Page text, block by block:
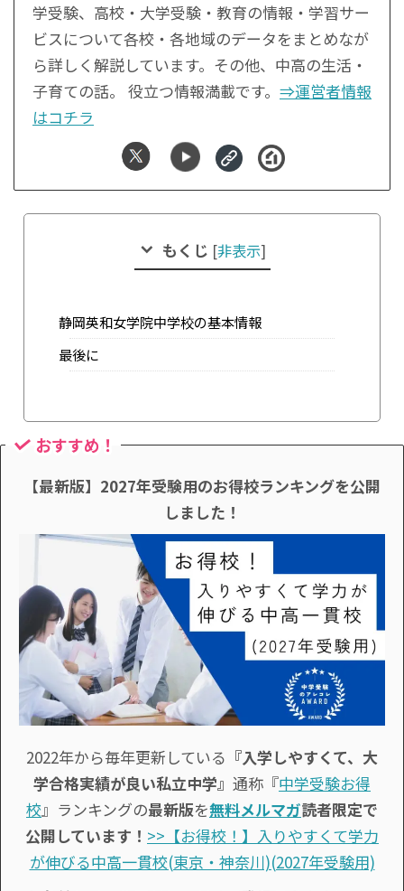
学受験、高校・大学受験・教育の情報・学習サー
ビスについて各校・各地域のデータをまとめなが
ら詳しく解説しています。その他、中高の生活・
子育ての話。 役立つ情報満載です。 ⇒運営者情報
はコチラ
もくじ [非表示]
静岡英和女学院中学校の基本情報
最後に
おすすめ！
【最新版】2027年受験用のお得校ランキングを公開
しました！
2022年から毎年更新している 『入学しやすくて、大
学合格実績が良い私立中学』 通称『中学受験お得
校』ランキングの最新版を無料メルマガ読者限定で
公開しています！ >>【お得校！】入りやすくて学力
が伸びる中高一貫校(東京・神奈川)(2027年受験用)